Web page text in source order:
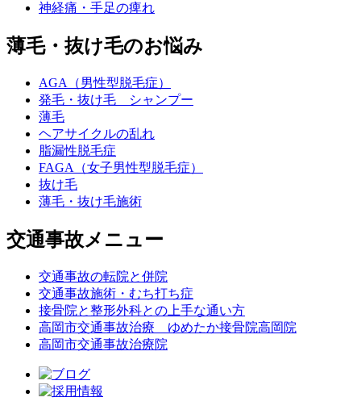
神経痛・手足の痺れ
薄毛・抜け毛のお悩み
AGA（男性型脱毛症）
発毛・抜け毛 シャンプー
薄毛
ヘアサイクルの乱れ
脂漏性脱毛症
FAGA（女子男性型脱毛症）
抜け毛
薄毛・抜け毛施術
交通事故メニュー
交通事故の転院と併院
交通事故施術・むち打ち症
接骨院と整形外科との上手な通い方
高岡市交通事故治療 ゆめたか接骨院高岡院
高岡市交通事故治療院